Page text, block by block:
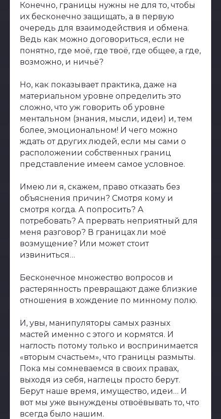
Конечно, границы нужны не для то, чтобы
их бесконечно защищать, а в первую
очередь для взаимодействия и обмена.
Ведь как можно договориться, если не
понятно, где моё, где твоё, где общее, а где,
возможно, и ничьё?
Но, как показывает практика, даже на
материальном уровне определить это
сложно, что уж говорить об уровне
ментальном (знания, мысли, идеи) и, тем
более, эмоциональном! И чего можно
ждать от других людей, если мы сами о
расположении собственных границ
представление имеем самое условное.
Имею ли я, скажем, право отказать без
объяснения причин? Смотря кому и
смотря когда. А попросить? А
потребовать? А прервать неприятный для
меня разговор? В границах ли моё
возмущение? Или может стоит
извиниться…
Бесконечное множество вопросов и
растерянность превращают даже близкие
отношения в хождение по минному полю.
И, увы, манипуляторы самых разных
мастей именно с этого и кормятся. И
наглость потому только и воспринимается
«вторым счастьем», что границы размыты.
Пока мы сомневаемся в своих правах,
выходя из себя, наглецы просто берут.
Берут наше время, имущество, идеи… И
вот мы уже вынуждены отвоёвывать то, что
всегда было нашим.